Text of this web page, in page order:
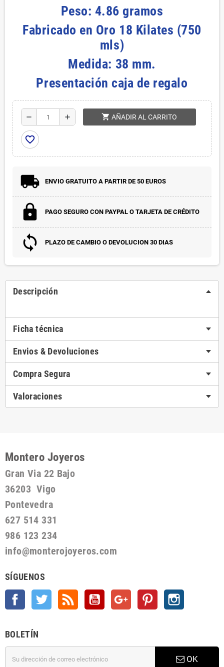
Peso: 4.86 gramos
Fabricado en Oro 18 Kilates (750
mls)
Medida: 38 mm.
Presentación caja de regalo
remove add shopping_cart AÑADIR AL CARRITO
favorite_border
ENVIO GRATUITO A PARTIR DE 50 EUROS
PAGO SEGURO CON PAYPAL O TARJETA DE CRÉDITO
PLAZO DE CAMBIO O DEVOLUCION 30 DIAS
Descripción
Ficha técnica
Envios & Devoluciones
Compra Segura
Valoraciones
Montero Joyeros
Gran Via 22 Bajo
36203 Vigo
Pontevedra
627 514 331
986 123 234
info@monterojoyeros.com
SÍGUENOS
Facebook Twitter YouTube Google + Pinterest
BOLETÍN
OK